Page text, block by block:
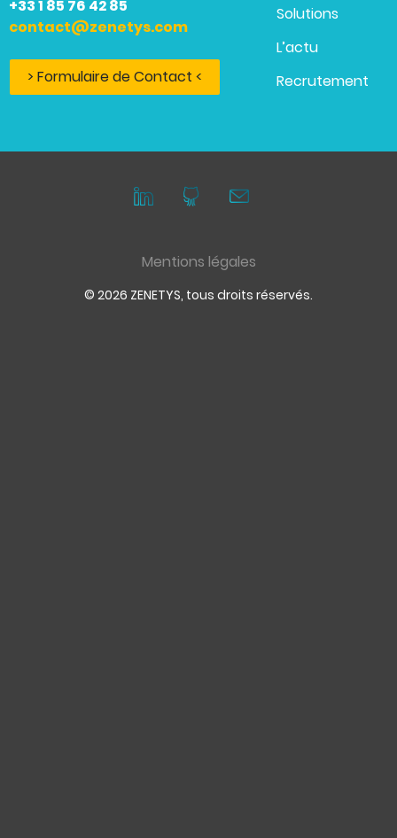
+33 1 85 76 42 85
contact@zenetys.com
> Formulaire de Contact <
Solutions
L’actu
Recrutement
Mentions légales
© 2026 ZENETYS, tous droits réservés.